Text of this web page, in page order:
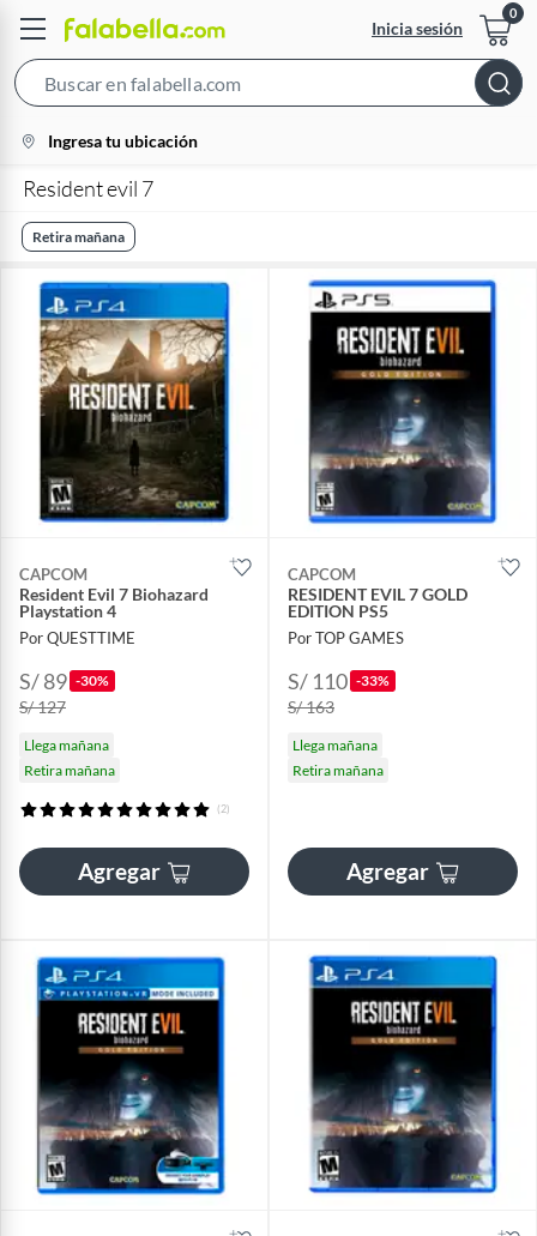
Inicia sesión
Bar
location-
icon
Ingresa tu ubicación
Resident evil 7
Retira mañana
CAPCOM
Resident Evil 7 Biohazard
Playstation 4
Por QUESTTIME
S/ 89 -30%
S/ 127
Llega mañana
Retira mañana
(2)
Agregar
CAPCOM
RESIDENT EVIL 7 GOLD
EDITION PS5
Por TOP GAMES
S/ 110 -33%
S/ 163
Llega mañana
Retira mañana
Agregar